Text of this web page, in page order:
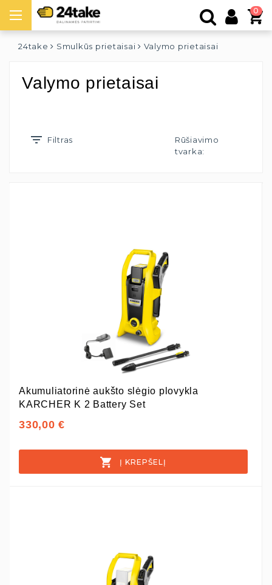
0
24take Smulkūs prietaisai Valymo prietaisai
Valymo prietaisai
Filtras
Rūšiavimo
tvarka:
Akumuliatorinė aukšto slėgio plovykla
KARCHER K 2 Battery Set
330,00 €
Į KREPŠELĮ